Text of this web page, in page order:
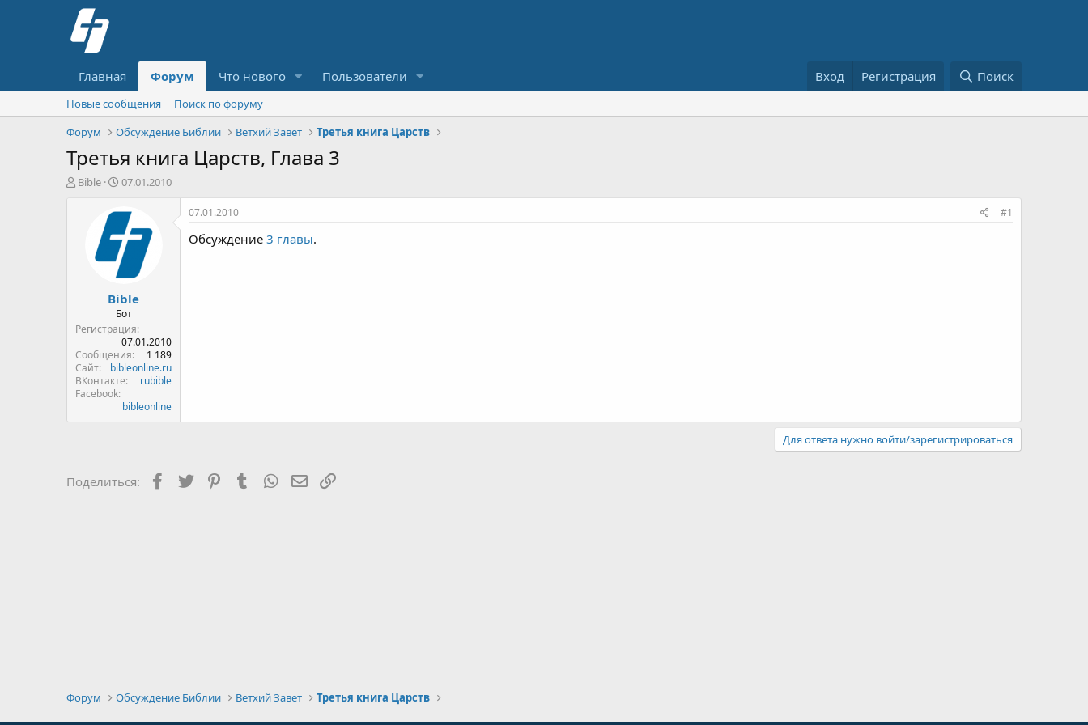
Главная Форум Что нового Пользователи Вход Регистрация Поиск
Новые сообщения
Поиск по форуму
Форум
Обсуждение Библии Ветхий Завет Третья книга Царств
Третья книга Царств, Глава 3
А
Bible
Д
т
а
н
а
а
л
а
07.01.2010
Bible
Бот
Регистрация
07.01.2010
Сообщения
1 189
Сайт
bibleonline.ru
ВКонтакте
rubible
Facebook
bibleonline
07.01.2010 #1
Обсуждение 3 главы.
Для ответа нужно войти/зарегистрироваться
Поделиться: Facebook
Twitter PinterestTumblrWhatsAppЭлектронная почта
Форум Обсуждение Библии Ветхий Завет Третья книга Царств